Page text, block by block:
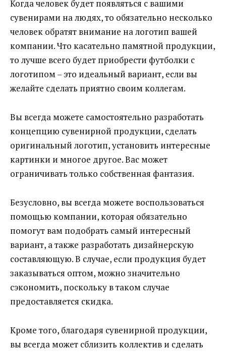
Когда человек будет появляться с вашими
сувенирами на людях, то обязательно несколько
человек обратят внимание на логотип вашей
компании. Что касательно памятной продукции,
то лучше всего будет приобрести футболки с
логотипом – это идеальный вариант, если вы
желайте сделать приятно своим коллегам.
Вы всегда можете самостоятельно разработать
концепцию сувенирной продукции, сделать
оригинальный логотип, установить интересные
картинки и многое другое. Вас может
ограничивать только собственная фантазия.
Безусловно, вы всегда можете воспользоваться
помощью компании, которая обязательно
помогут вам подобрать самый интересный
вариант, а также разработать дизайнерскую
составляющую. В случае, если продукция будет
заказываться оптом, можно значительно
сэкономить, поскольку в таком случае
предоставляется скидка.
Кроме того, благодаря сувенирной продукции,
вы всегда может сблизить коллектив и сделать